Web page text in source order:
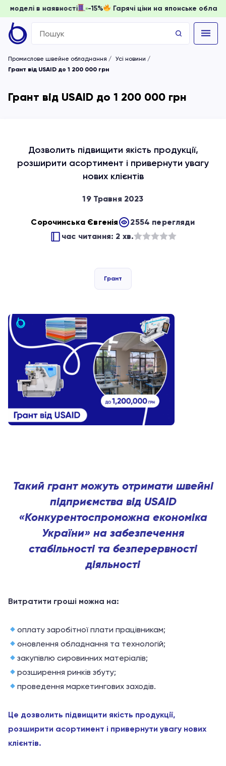
доки моделі в наявності -15% Гарячі ціни на японське
Search
for:
Промислове швейне обладнання
Усі новини
Грант від USAID до 1 200 000 грн
Грант від USAID до 1 200 000 грн
Дозволить підвищити якість продукції,
розширити асортимент і привернути увагу
нових клієнтів
19 Травня 2023
Сорочинська Євгенія
2554 перегляди
час читання: 2 хв.
Грант
Такий грант можуть отримати швейні
підприємства від USAID
«Конкурентоспроможна економіка
України» на забезпечення
стабільності та безперервності
діяльності
Витратити гроші можна на:
оплату заробітної плати працівникам;
оновлення обладнання та технологій;
закупівлю сировинних матеріалів;
розширення ринків збуту;
проведення маркетингових заходів.
Це дозволить підвищити якість продукції,
розширити асортимент і привернути увагу нових
клієнтів.